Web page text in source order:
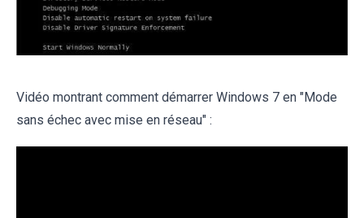
Vidéo montrant comment démarrer Windows 7 en "Mode
sans échec avec mise en réseau" :